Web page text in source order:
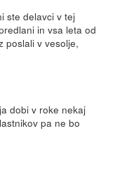
ste delavci v tej
in vsa leta od
poslali v vesolje,
dobi v roke nekaj
pa ne bo